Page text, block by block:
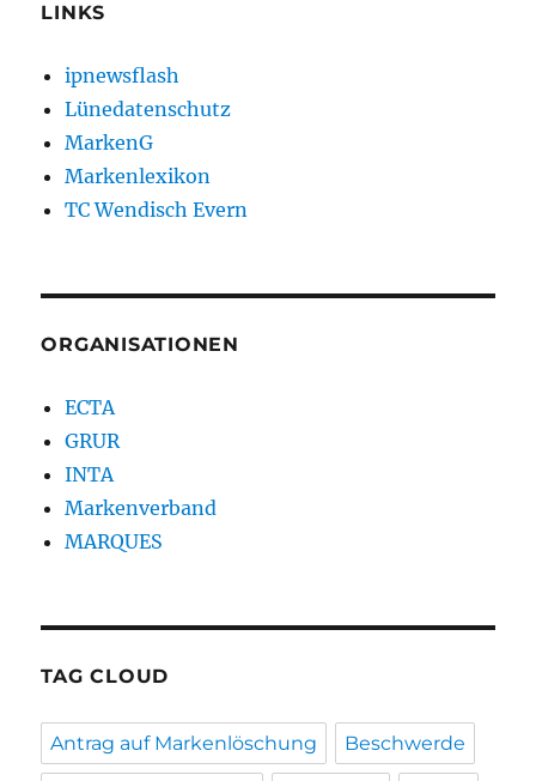
LINKS
ipnewsflash
Lünedatenschutz
MarkenG
Markenlexikon
TC Wendisch Evern
ORGANISATIONEN
ECTA
GRUR
INTA
Markenverband
MARQUES
TAG CLOUD
Antrag auf Markenlöschung Beschwerde